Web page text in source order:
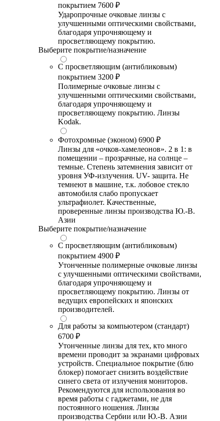
покрытием 7600 ₽
Ударопрочные очковые линзы с
улучшенными оптическими свойствами,
благодаря упрочняющему и
просветляющему покрытию.
Выберите покрытие/назначение
С просветляющим (антибликовым)
покрытием 3200 ₽
Полимерные очковые линзы с
улучшенными оптическими свойствами,
благодаря упрочняющему и
просветляющему покрытию. Линзы
Kodak.
Фотохромные (эконом) 6900 ₽
Линзы для «очков-хамелеонов». 2 в 1: в
помещении – прозрачные, на солнце –
темные. Степень затемнения зависит от
уровня УФ-излучения. UV- защита. Не
темнеют в машине, т.к. лобовое стекло
автомобиля слабо пропускает
ультрафиолет. Качественные,
проверенные линзы производства Ю.-В.
Азии
Выберите покрытие/назначение
С просветляющим (антибликовым)
покрытием 4900 ₽
Утонченные полимерные очковые линзы
с улучшенными оптическими свойствами,
благодаря упрочняющему и
просветляющему покрытию. Линзы от
ведущих европейских и японских
производителей.
Для работы за компьютером (стандарт)
6700 ₽
Утонченные линзы для тех, кто много
времени проводит за экранами цифровых
устройств. Специальное покрытие (блю
блокер) помогает снизить воздействие
синего света от излучения мониторов.
Рекомендуются для использования во
время работы с гаджетами, не для
постоянного ношения. Линзы
производства Сербии или Ю.-В. Азии